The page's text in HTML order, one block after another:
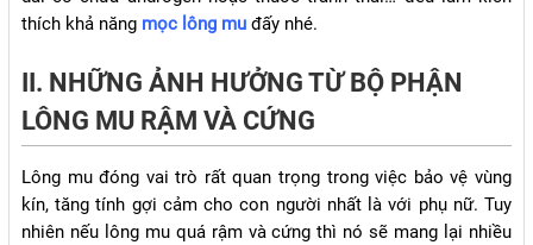
thích khả năng mọc lông mu đấy nhé.
II. NHỮNG ẢNH HƯỞNG TỪ BỘ PHẬN
LÔNG MU RẬM VÀ CỨNG
Lông mu đóng vai trò rất quan trọng trong việc bảo vệ vùng
kín, tăng tính gợi cảm cho con người nhất là với phụ nữ. Tuy
nhiên nếu lông mu quá rậm và cứng thì nó sẽ mang lại nhiều